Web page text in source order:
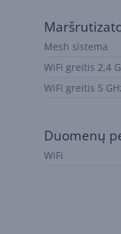
Mesh sistema
WiFi greitis 2,4
WiFi greitis 5
Duomenų
WiFi